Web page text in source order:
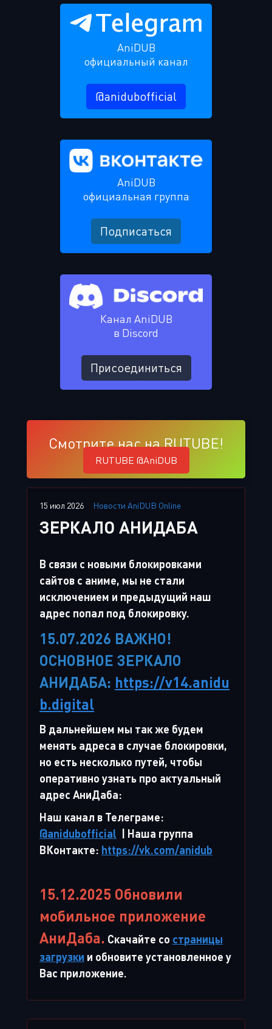
AniDUB
официальный канал
@anidubofficial
AniDUB
официальная группа
Подписаться
Канал AniDUB
в Discord
Присоединиться
Смотрите нас на RUTUBE!
RUTUBE @AniDUB
15 июл 2026 Новости AniDUB Online
ЗЕРКАЛО АНИДАБА
В связи с новыми блокировками
сайтов с аниме, мы не стали
исключением и предыдущий наш
адрес попал под блокировку.
15.07.2026 ВАЖНО!
ОСНОВНОЕ ЗЕРКАЛО
АНИДАБА: https://v14.anidu
b.digital
В дальнейшем мы так же будем
менять адреса в случае блокировки,
но есть несколько путей, чтобы
оперативно узнать про актуальный
адрес АниДаба:
Наш канал в Телеграме:
@anidubofficial | Наша группа
ВКонтакте: https://vk.com/anidub
15.12.2025 Обновили
мобильное приложение
АниДаба. Скачайте со страницы
загрузки и обновите установленное у
Вас приложение.